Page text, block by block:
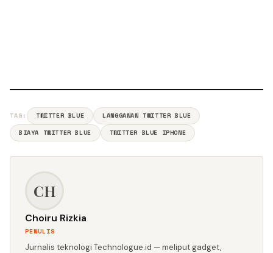
TAG: TWITTER BLUE
LANGGANAN TWITTER BLUE
BIAYA TWITTER BLUE
TWITTER BLUE IPHONE
CH
Choiru Rizkia
PENULIS
Jurnalis teknologi Technologue.id — meliput gadget,